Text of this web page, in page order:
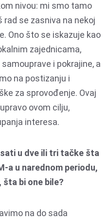
nivou: mi smo tamo
rad se zasniva na nekoj
Ono što se iskazuje kao
zajednicama,
i pokrajine, a
na postizanju i
za sprovođenje. Ovaj
ovom cilju,
interesa.
u dve ili tri tačke šta
a u narednom periodu,
šta bi one bile?
na do sada